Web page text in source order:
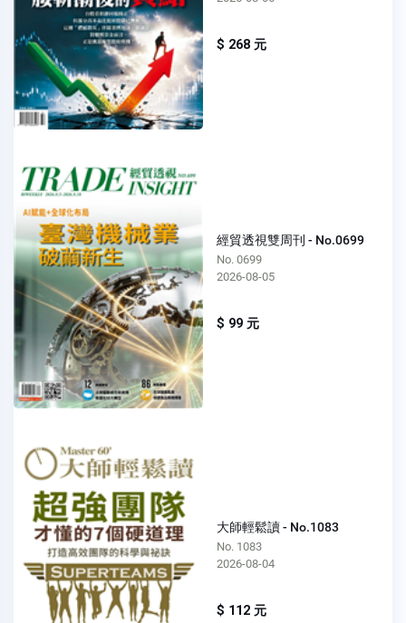
$ 268 元
經貿透視雙周刊 - No.0699
No. 0699
2026-08-05
$ 99 元
大師輕鬆讀 - No.1083
No. 1083
2026-08-04
$ 112 元